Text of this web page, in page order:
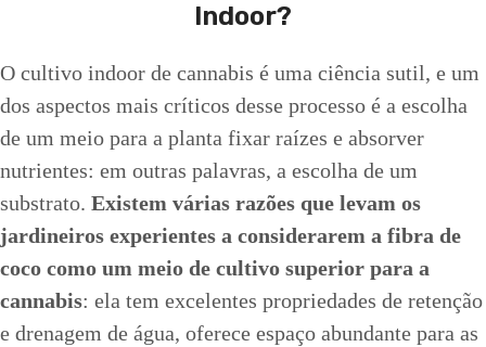
Indoor?
O cultivo indoor de cannabis é uma ciência sutil, e um
dos aspectos mais críticos desse processo é a escolha
de um meio para a planta fixar raízes e absorver
nutrientes: em outras palavras, a escolha de um
substrato. Existem várias razões que levam os
jardineiros experientes a considerarem a fibra de
coco como um meio de cultivo superior para a
cannabis: ela tem excelentes propriedades de retenção
e drenagem de água, oferece espaço abundante para as